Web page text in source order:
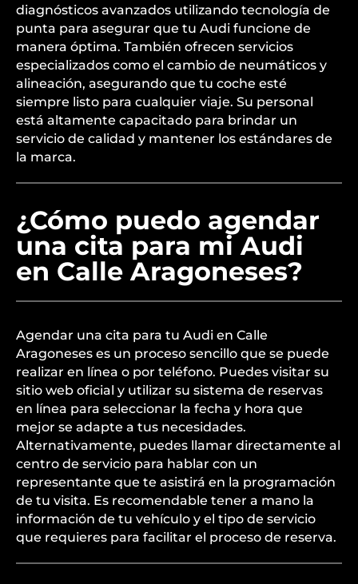
diagnósticos avanzados utilizando tecnología de
punta para asegurar que tu Audi funcione de
manera óptima. También ofrecen servicios
especializados como el cambio de neumáticos y
alineación, asegurando que tu coche esté
siempre listo para cualquier viaje. Su personal
está altamente capacitado para brindar un
servicio de calidad y mantener los estándares de
la marca.
¿Cómo puedo agendar
una cita para mi Audi
en Calle Aragoneses?
Agendar una cita para tu Audi en Calle
Aragoneses es un proceso sencillo que se puede
realizar en línea o por teléfono. Puedes visitar su
sitio web oficial y utilizar su sistema de reservas
en línea para seleccionar la fecha y hora que
mejor se adapte a tus necesidades.
Alternativamente, puedes llamar directamente al
centro de servicio para hablar con un
representante que te asistirá en la programación
de tu visita. Es recomendable tener a mano la
información de tu vehículo y el tipo de servicio
que requieres para facilitar el proceso de reserva.